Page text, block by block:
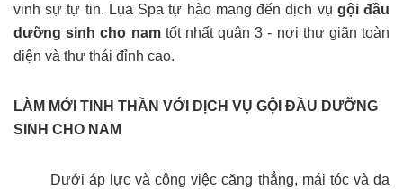
vinh sự tự tin. Lụa Spa tự hào mang đến dịch vụ gội đầu
dưỡng sinh cho namtốt nhất quận 3 - nơi thư giãn toàn
diện và thư thái đỉnh cao.
LÀM MỚI TINH THẦN VỚI DỊCH VỤ GỘI ĐẦU DƯỠNG
SINH CHO NAM
Dưới áp lực và công việc căng thẳng, mái tóc và da